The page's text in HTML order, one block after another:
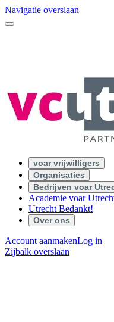
Navigatie overslaan
voar vrijwilligers
Organisaties
Bedrijven voar
Academie voar
Utrecht Bedankt!
Over ons
Account aanmakenLog in
Zijbalk overslaan